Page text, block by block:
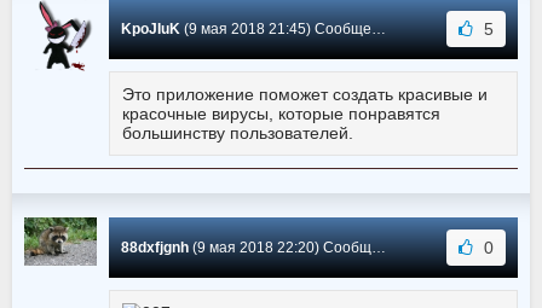
KpoJIuK(9 мая 2018 21:45) Сообщение #4 5
Это приложение поможет создать красивые и
красочные вирусы, которые понравятся
большинству пользователей.
88dxfjgnh(9 мая 2018 22:20) Сообщение #3 0